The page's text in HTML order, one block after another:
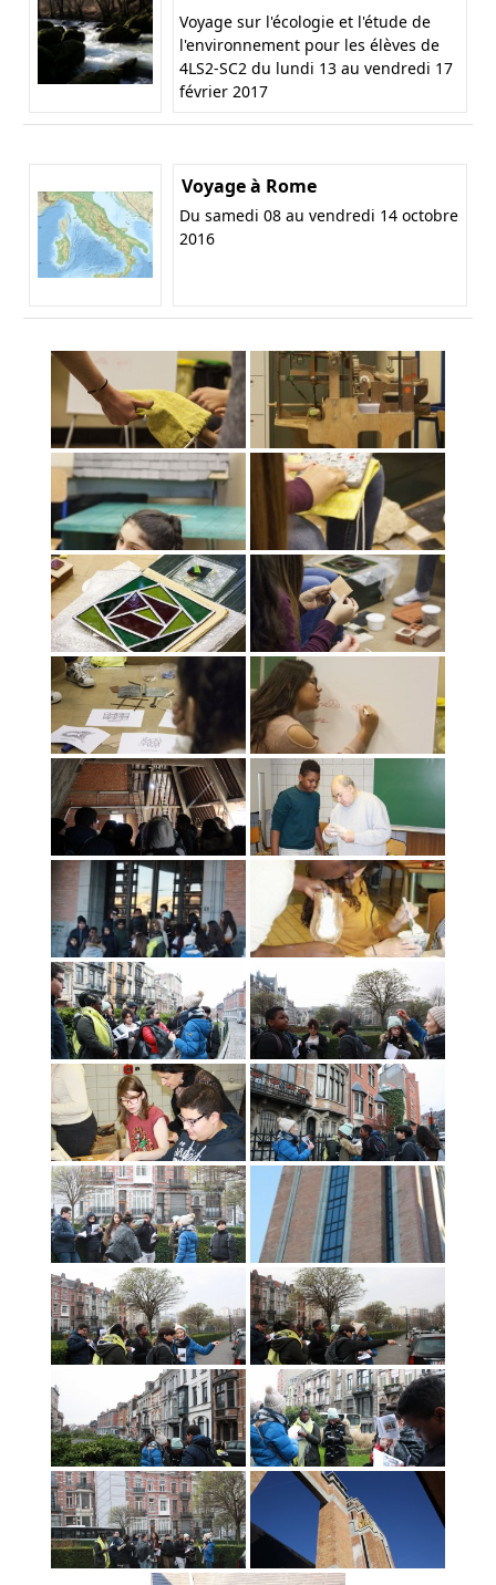
Voyage sur l'écologie et l'étude de
l'environnement pour les élèves de
4LS2-SC2 du lundi 13 au vendredi 17
février 2017
Voyage à Rome
Du samedi 08 au vendredi 14 octobre
2016